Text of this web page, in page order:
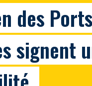
des
signent